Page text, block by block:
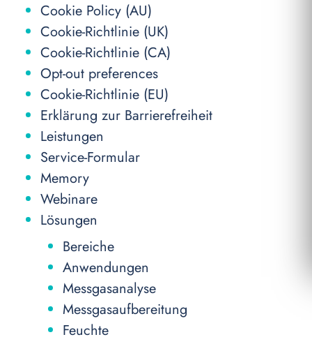
Cookie Policy (AU)
Cookie-Richtlinie (UK)
Cookie-Richtlinie (CA)
Opt-out pre­fe­ren­ces
Cookie-Richtlinie (EU)
Erklärung zur Barrierefreiheit
Leistungen
Service-Formular
Memory
Webinare
Lösungen
Bereiche
Anwendungen
Messgasanalyse
Messgasaufbereitung
Feuchte